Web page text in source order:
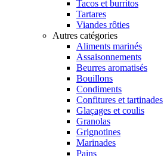
Tacos et burritos
Tartares
Viandes rôties
Autres catégories
Aliments marinés
Assaisonnements
Beurres aromatisés
Bouillons
Condiments
Confitures et tartinades
Glaçages et coulis
Granolas
Grignotines
Marinades
Pains